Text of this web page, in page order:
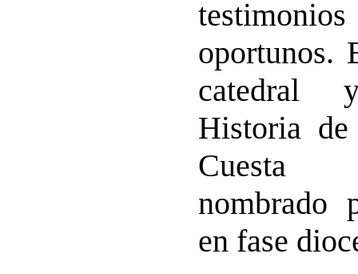
oportunos.
catedral
Historia
Cuesta
nombrado
en fase